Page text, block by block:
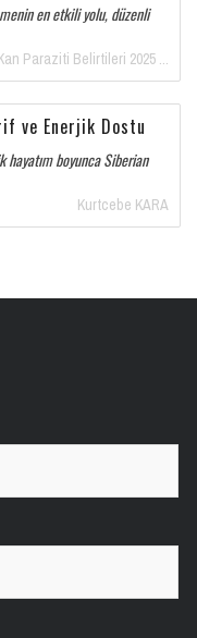
en etkili yolu, düzenli
Paraziti Belirtileri 2025 ...
ve Enerjik Dostu
hayatım boyunca Siberian
Kurtcebe KARA